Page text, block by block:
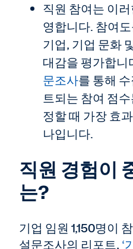
직원 참여는 이
영합니다. 참여
기업, 기업 문화
대감을 평가합니
문조사를 통해
트되는 참여 점
정할 때 가장 효
나입니다.
직원 경험이
는?
기업 임원 1,150명이
설문조사의 리포트, ‘